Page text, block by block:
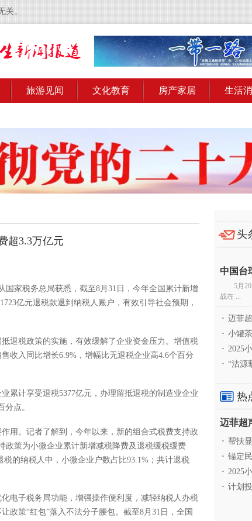
关。
旅游见闻 文化教育 房产家居 生活
超3.3万亿元
家税务总局获悉，截至8月31日，今年全国累计新增
亿元退税款退到纳税人账户，有效引导社会预期，
税政策的实施，有效缓解了企业资金压力。增值税
收入同比增长6.9%，增幅比无退税企业高4.6个百分
计享受退税5377亿元，办理留抵退税的制造业企业
点。
。记者了解到，今年以来，新的组合式税费支持政
政策为小微企业累计新增减税降费及退税缓税缓费
的纳税人中，小微企业户数占比93.1%；共计退税
子税务局功能，增强操作便利度，减轻纳税人办税
政策“红包”落入不法分子腰包。截至8月31日，全国
头
5月
战在 ...
· 迈菲超
· 小罐
· 2025小
· “沽源
热
· 帮扶显
· 锚定民
· 2025小
· 计划投